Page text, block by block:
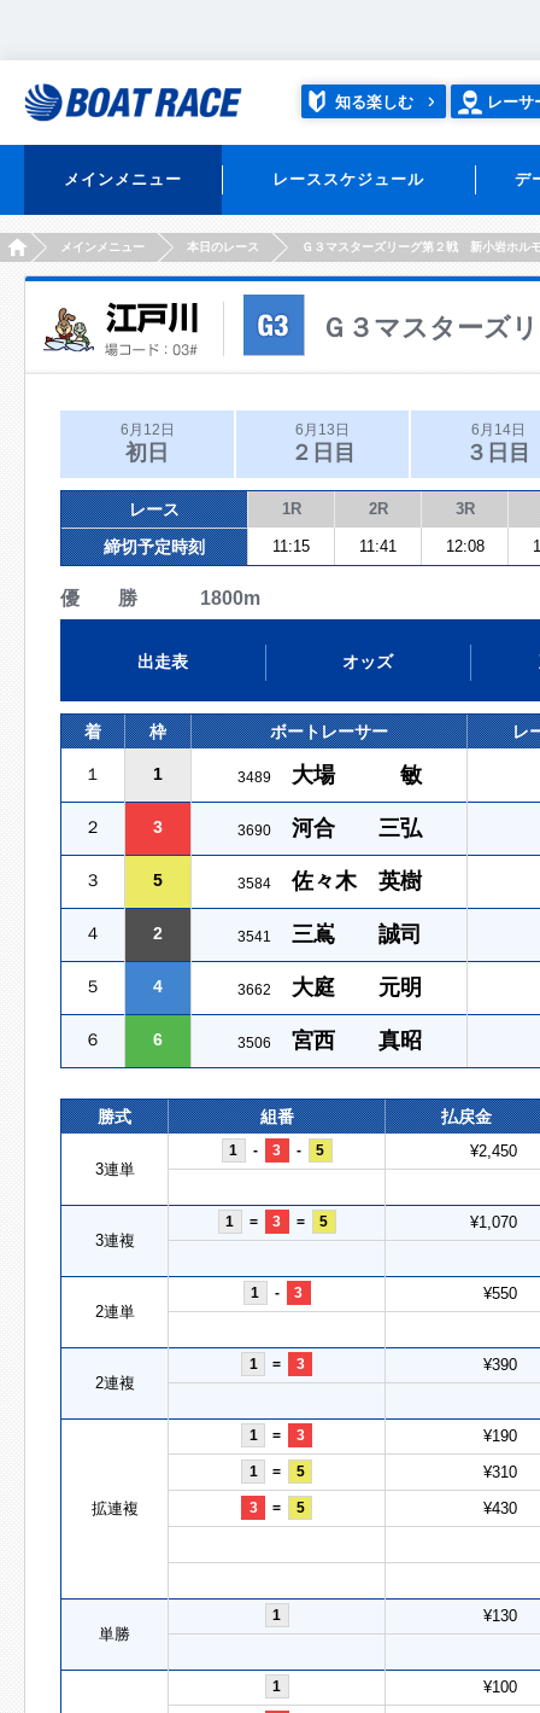
知る楽しむ レーサ
メインメニュー レーススケジュール デ
HOMEメインメニュー 本日のレース Ｇ３マスターズリーグ第２戦 新小岩ホル
Ｇ３マスターズ
6月12日
初日
6月13日
２日目
6月14日
３日目
レース 1R 2R 3R
締切予定時刻 11:15 11:41 12:08
優 勝 1800m
出走表 オッズ
着 枠 ボートレーサー レ
１ 1 3489 大場 敏
２ 3 3690 河合 三弘
３ 5 3584 佐々木 英樹
４ 2 3541 三嶌 誠司
５ 4 3662 大庭 元明
６ 6 3506 宮西 真昭
勝式 組番 払戻金
3連単
1 - 3 - 5 ¥2,450
3連複
1 = 3 = 5 ¥1,070
2連単
1 - 3 ¥550
2連複
1 = 3 ¥390
拡連複
1 = 3 ¥190
1 = 5 ¥310
3 = 5 ¥430
単勝
1 ¥130
1 ¥100